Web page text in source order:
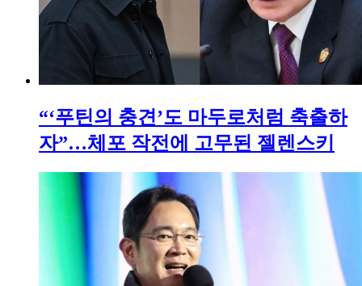
“‘푸틴의 충견’도 마두로처럼 축출하
자”…체포 작전에 고무된 젤렌스키